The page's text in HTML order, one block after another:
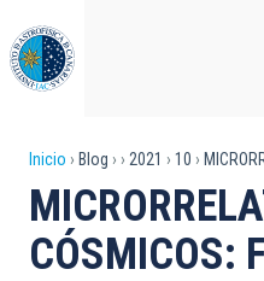
al
contenido
principal
Sobrescribir
enlaces
de
Inicio Blog 2021 10
CÓSMICOS: